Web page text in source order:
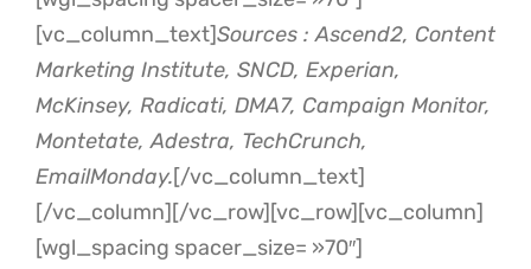
[vc_column_text]Sources : Ascend2, Content
Marketing Institute, SNCD, Experian,
McKinsey, Radicati, DMA7, Campaign Monitor,
Montetate, Adestra, TechCrunch,
EmailMonday.[/vc_column_text]
[/vc_column][/vc_row][vc_row][vc_column]
[wgl_spacing spacer_size= »70″]